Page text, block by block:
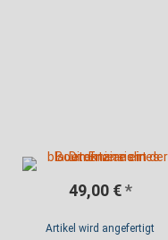
49,00 € *
Artikel wird angefertigt